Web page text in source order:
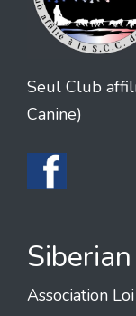
Seul Club
Canine)
Association